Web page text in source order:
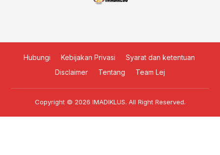
Hubungi Kebijakan Privasi
Syarat dan ketentuan
Disclaimer
Tentang Team Lej
Copyright © 2026 IMADIKLUS. All Right Reserved.